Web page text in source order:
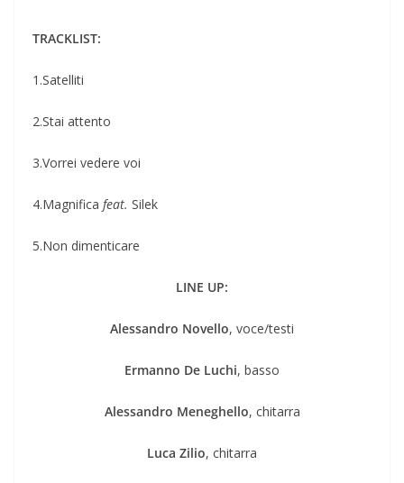
TRACKLIST:
1.Satelliti
2.Stai attento
3.Vorrei vedere voi
4.Magnifica feat. Silek
5.Non dimenticare
LINE UP:
Alessandro Novello, voce/testi
Ermanno De Luchi, basso
Alessandro Meneghello, chitarra
Luca Zilio, chitarra